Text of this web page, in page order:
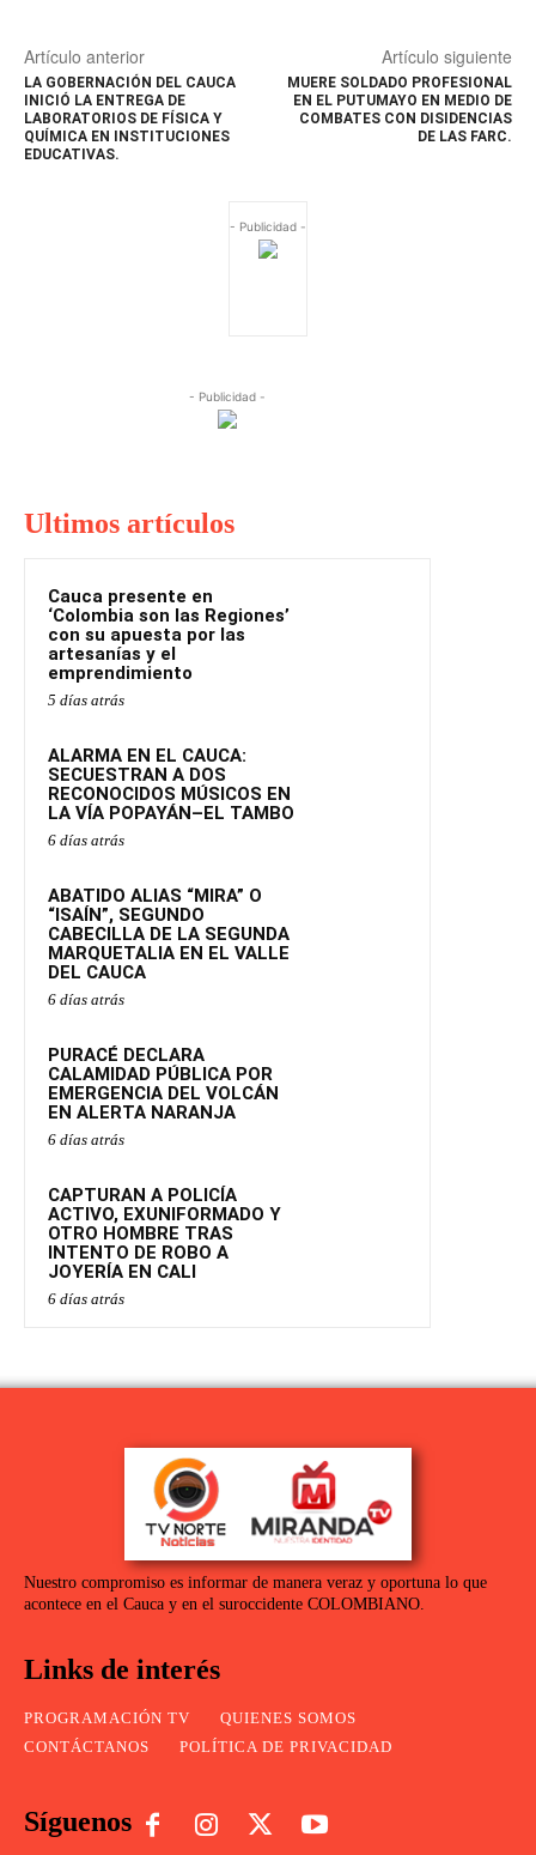
Artículo anterior
LA GOBERNACIÓN DEL CAUCA
INICIÓ LA ENTREGA DE
LABORATORIOS DE FÍSICA Y
QUÍMICA EN INSTITUCIONES
EDUCATIVAS.
Artículo siguiente
MUERE SOLDADO PROFESIONAL
EN EL PUTUMAYO EN MEDIO DE
COMBATES CON DISIDENCIAS
DE LAS FARC.
- Publicidad -
- Publicidad -
Ultimos artículos
Cauca presente en
‘Colombia son las Regiones’
con su apuesta por las
artesanías y el
emprendimiento
5 días atrás
ALARMA EN EL CAUCA:
SECUESTRAN A DOS
RECONOCIDOS MÚSICOS EN
LA VÍA POPAYÁN–EL TAMBO
6 días atrás
ABATIDO ALIAS “MIRA” O
“ISAÍN”, SEGUNDO
CABECILLA DE LA SEGUNDA
MARQUETALIA EN EL VALLE
DEL CAUCA
6 días atrás
PURACÉ DECLARA
CALAMIDAD PÚBLICA POR
EMERGENCIA DEL VOLCÁN
EN ALERTA NARANJA
6 días atrás
CAPTURAN A POLICÍA
ACTIVO, EXUNIFORMADO Y
OTRO HOMBRE TRAS
INTENTO DE ROBO A
JOYERÍA EN CALI
6 días atrás
Nuestro compromiso es informar de manera veraz y oportuna lo que
acontece en el Cauca y en el suroccidente COLOMBIANO.
Links de interés
PROGRAMACIÓN TV
QUIENES SOMOS
CONTÁCTANOS
POLÍTICA DE PRIVACIDAD
Síguenos